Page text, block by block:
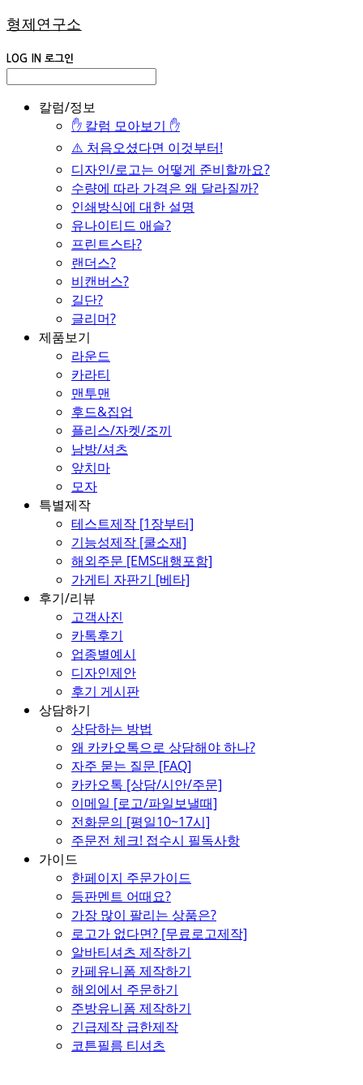
형제연구소
LOG IN 로그인
칼럼/정보
✋ 칼럼 모아보기 ✋
⚠️ 처음오셨다면 이것부터!
디자인/로고는 어떻게 준비할까요?
수량에 따라 가격은 왜 달라질까?
인쇄방식에 대한 설명
유나이티드 애슬?
프린트스타?
랜더스?
비캔버스?
길단?
글리머?
제품보기
라운드
카라티
맨투맨
후드&집업
플리스/자켓/조끼
남방/셔츠
앞치마
모자
특별제작
테스트제작 [1장부터]
기능성제작 [쿨소재]
해외주문 [EMS대행포함]
가게티 자판기 [베타]
후기/리뷰
고객사진
카톡후기
업종별예시
디자인제안
후기 게시판
상담하기
상담하는 방법
왜 카카오톡으로 상담해야 하나?
자주 묻는 질문 [FAQ]
카카오톡 [상담/시안/주문]
이메일 [로고/파일보낼때]
전화문의 [평일10~17시]
주문전 체크! 접수시 필독사항
가이드
한페이지 주문가이드
등판멘트 어때요?
가장 많이 팔리는 상품은?
로고가 없다면? [무료로고제작]
알바티셔츠 제작하기
카페유니폼 제작하기
해외에서 주문하기
주방유니폼 제작하기
긴급제작 급한제작
코튼필름 티셔츠